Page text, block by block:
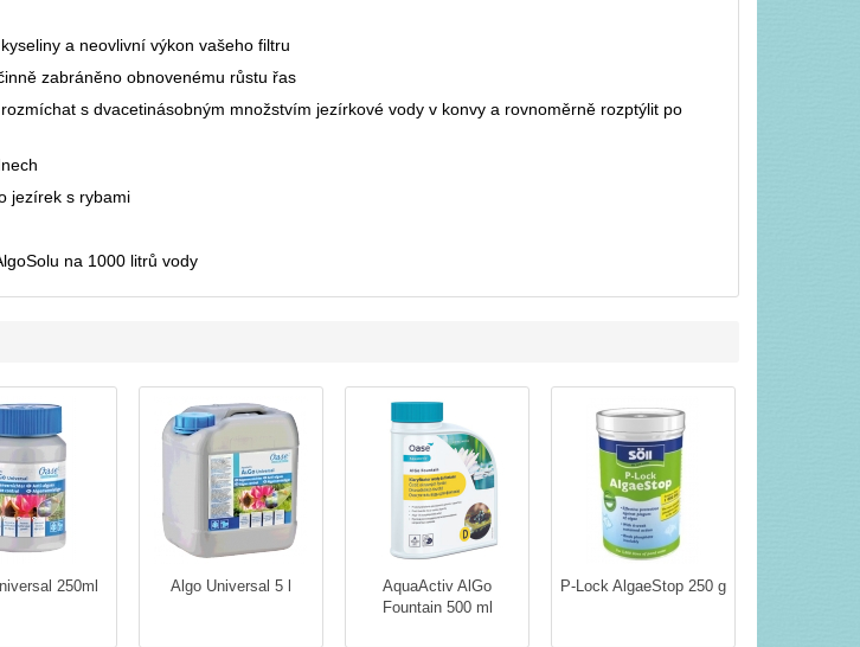
a neovlivní výkon vašeho filtru
zabráněno obnovenému růstu řas
s dvacetinásobným množstvím jezírkové vody v konvy a rovnoměrně rozptýlit po
jezírek s rybami
na 1000 litrů vody
250ml Algo Universal 5 l
AquaActiv AlGo
Fountain 500 ml
P-Lock AlgaeStop 250 g